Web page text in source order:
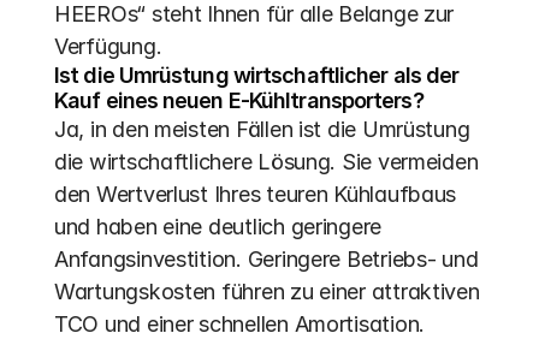
HEEROs“ steht Ihnen für alle Belange zur
Verfügung.
Ist die Umrüstung wirtschaftlicher als der
Kauf eines neuen E-Kühltransporters?
Ja, in den meisten Fällen ist die Umrüstung
die wirtschaftlichere Lösung. Sie vermeiden
den Wertverlust Ihres teuren Kühlaufbaus
und haben eine deutlich geringere
Anfangsinvestition. Geringere Betriebs- und
Wartungskosten führen zu einer attraktiven
TCO und einer schnellen Amortisation.